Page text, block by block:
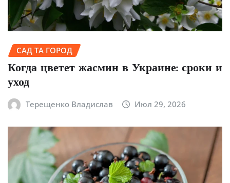
САД ТА ГОРОД
Когда цветет жасмин в Украине: сроки и
уход
Терещенко Владислав Июл 29, 2026